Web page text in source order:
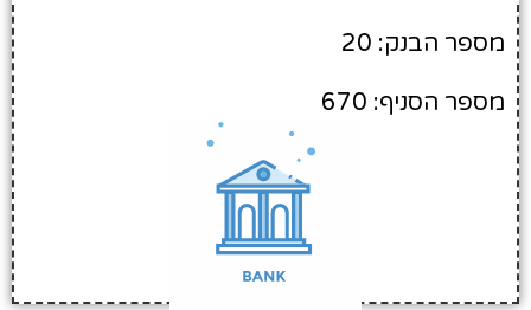
מספר הבנק: 20
מספר הסניף: 670